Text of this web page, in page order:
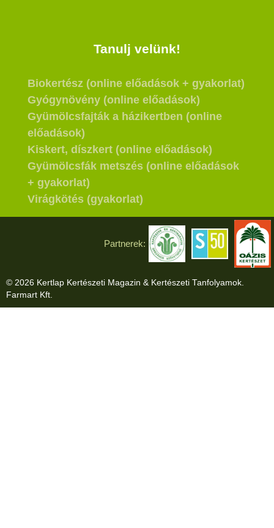
Tanulj velünk!
Biokertész (online előadások + gyakorlat)
Gyógynövény (online előadások)
Gyümölcsfajták a házikertben (online
előadások)
Kiskert, díszkert (online előadások)
Gyümölcsfák metszés (online előadások
+ gyakorlat)
Virágkötés (gyakorlat)
Partnerek:
© 2026 Kertlap Kertészeti Magazin & Kertészeti Tanfolyamok.
Farmart Kft.